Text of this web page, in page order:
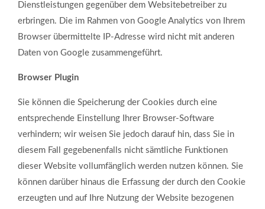
Dienstleistungen gegenüber dem Websitebetreiber zu
erbringen. Die im Rahmen von Google Analytics von Ihrem
Browser übermittelte IP-Adresse wird nicht mit anderen
Daten von Google zusammengeführt.
Browser Plugin
Sie können die Speicherung der Cookies durch eine
entsprechende Einstellung Ihrer Browser-Software
verhindern; wir weisen Sie jedoch darauf hin, dass Sie in
diesem Fall gegebenenfalls nicht sämtliche Funktionen
dieser Website vollumfänglich werden nutzen können. Sie
können darüber hinaus die Erfassung der durch den Cookie
erzeugten und auf Ihre Nutzung der Website bezogenen